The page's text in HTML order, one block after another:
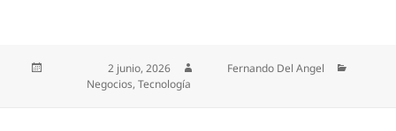
Publicado el2 junio, 2026
Fernando Del Angel
Negocios,Tecnología